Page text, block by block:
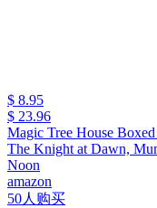
$ 8.95
$ 23.96
Magic Tree House
The Knight at Dawn,
Noon
amazon
50人购买